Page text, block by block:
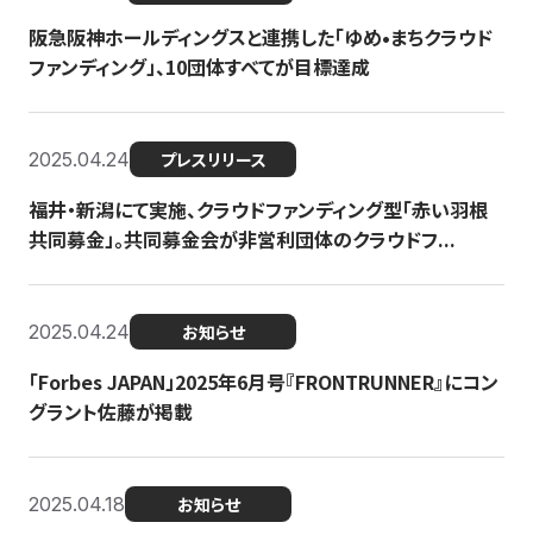
阪急阪神ホールディングスと連携した「ゆめ•まちクラウド
ファンディング」、10団体すべてが目標達成
2025.04.24 プレスリリース
福井・新潟にて実施、クラウドファンディング型「赤い羽根
共同募金」。共同募金会が非営利団体のクラウドフ...
2025.04.24 お知らせ
「Forbes JAPAN」2025年6月号『FRONTRUNNER』にコン
グラント佐藤が掲載
2025.04.18 お知らせ